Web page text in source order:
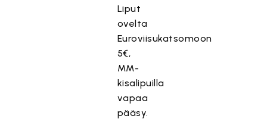
Liput
ovelta
Euroviisukatsomoon
5€,
MM-
kisalipuilla
vapaa
pääsy.